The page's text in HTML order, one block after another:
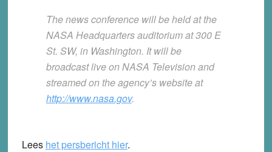
The news conference will be held at the
NASA Headquarters auditorium at 300 E
St. SW, in Washington. It will be
broadcast live on NASA Television and
streamed on the agency’s website at
http://www.nasa.gov.
Lees het persbericht hier.